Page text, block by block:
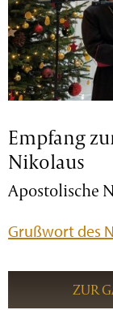
Empfang
Nikolaus
Apostolische
Grußwort des
ZUR